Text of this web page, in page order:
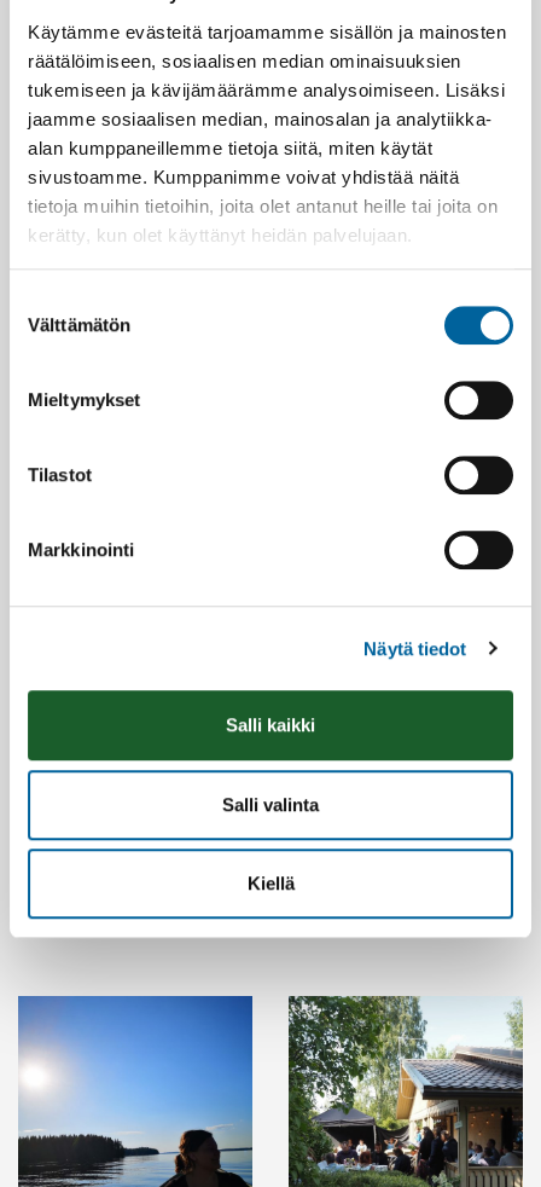
Käytämme evästeitä tarjoamamme sisällön ja mainosten
räätälöimiseen, sosiaalisen median ominaisuuksien
tukemiseen ja kävijämäärämme analysoimiseen. Lisäksi
jaamme sosiaalisen median, mainosalan ja analytiikka-
alan kumppaneillemme tietoja siitä, miten käytät
sivustoamme. Kumppanimme voivat yhdistää näitä
tietoja muihin tietoihin, joita olet antanut heille tai joita on
kerätty, kun olet käyttänyt heidän palvelujaan.
valinta
Välttämätön
Mieltymykset
Tilastot
Markkinointi
Näytä tiedot
Salli kaikki
Salli valinta
Kiellä